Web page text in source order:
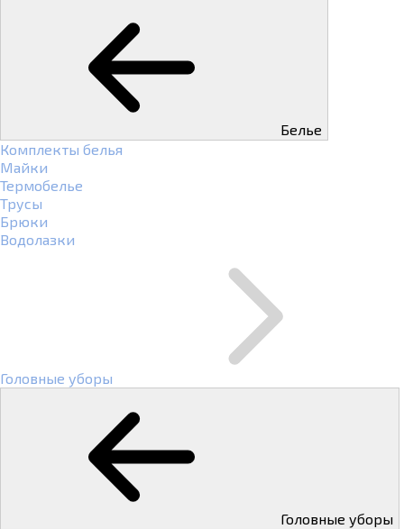
Белье
Комплекты белья
Майки
Термобелье
Трусы
Брюки
Водолазки
Головные уборы
Головные уборы